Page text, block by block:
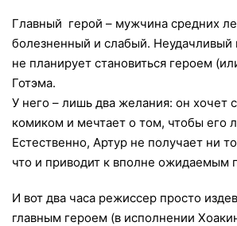
Главный герой – мужчина средних
болезненный и слабый. Неудачливый
не планирует становиться героем
Готэма.
У него – лишь два желания: он хочет
комиком и мечтает о том, чтобы его
Естественно, Артур не получает ни
что и приводит к вполне ожидаемым
И вот два часа режиссер просто
главным героем (в исполнении